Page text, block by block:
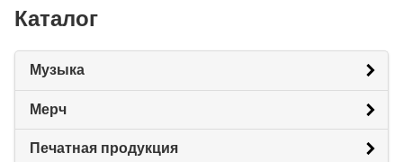
Каталог
Музыка
Мерч
Печатная продукция